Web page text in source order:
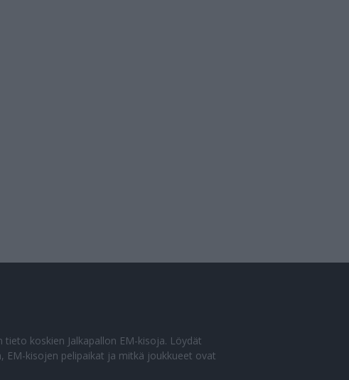
koskien Jalkapallon EM-kisoja. Löydät
kisojen pelipaikat ja mitkä joukkueet ovat